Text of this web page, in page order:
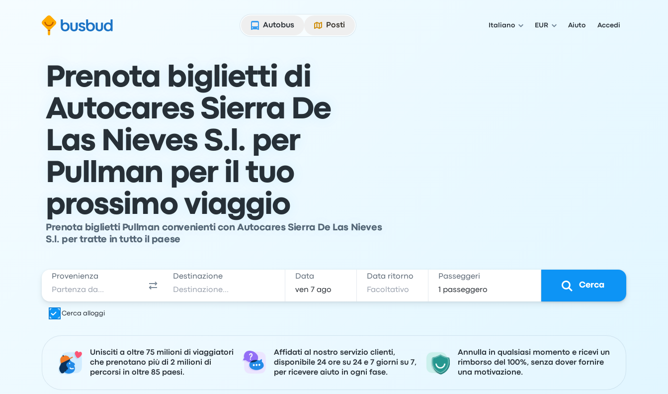
Autobus
Posti Italiano EUR Aiuto Accedi
Prenota biglietti di
Autocares Sierra De
Las Nieves S.l. per
Pullman per il tuo
prossimo viaggio
Prenota biglietti Pullman convenienti con Autocares Sierra De Las Nieves
S.l. per tratte in tutto il paese
Provenienza Destinazione Data Data ritorno Passeggeri
Cerca
Cerca alloggi
Unisciti a oltre 75 milioni di viaggiatori
che prenotano più di 2 milioni di
percorsi in oltre 85 paesi.
Affidati al nostro servizio clienti,
disponibile 24 ore su 24 e 7 giorni su 7,
per ricevere aiuto in ogni fase.
Annulla in qualsiasi momento e ricevi un
rimborso del 100%, senza dover fornire
una motivazione.